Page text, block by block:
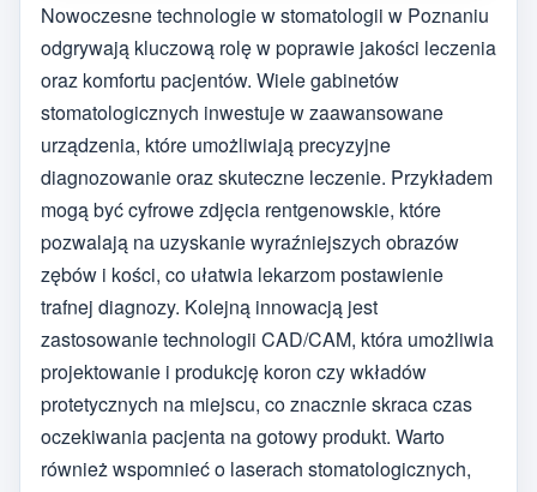
Nowoczesne technologie w stomatologii w Poznaniu
odgrywają kluczową rolę w poprawie jakości leczenia
oraz komfortu pacjentów. Wiele gabinetów
stomatologicznych inwestuje w zaawansowane
urządzenia, które umożliwiają precyzyjne
diagnozowanie oraz skuteczne leczenie. Przykładem
mogą być cyfrowe zdjęcia rentgenowskie, które
pozwalają na uzyskanie wyraźniejszych obrazów
zębów i kości, co ułatwia lekarzom postawienie
trafnej diagnozy. Kolejną innowacją jest
zastosowanie technologii CAD/CAM, która umożliwia
projektowanie i produkcję koron czy wkładów
protetycznych na miejscu, co znacznie skraca czas
oczekiwania pacjenta na gotowy produkt. Warto
również wspomnieć o laserach stomatologicznych,